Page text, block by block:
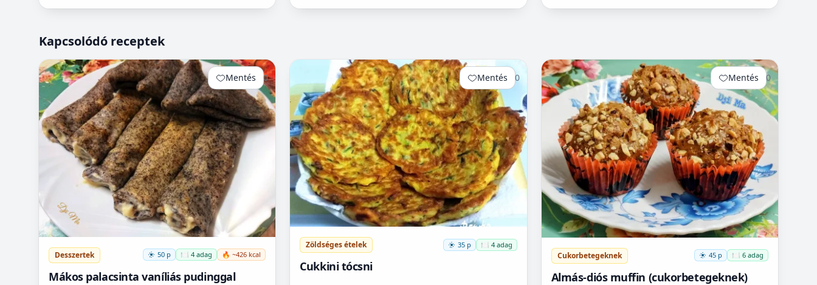
pohárdesszertn...
Kapcsolódó receptek
Mentés 0
Desszertek 50 p 🍽️ 4 adag 🔥 ~426 kcal
Mákos palacsinta vaníliás pudinggal
Mentés 0
Zöldséges ételek 35 p 🍽️ 4 adag
Cukkini tócsni
Mentés 0
Cukorbetegeknek 45 p 🍽️ 6 adag
Almás-diós muffin (cukorbetegeknek)